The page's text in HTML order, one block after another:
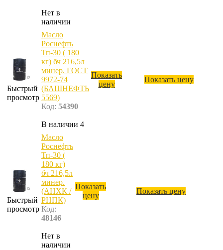
Нет в
наличии
Быстрый
просмотр
Масло
Роснефть
Тп-30 ( 180
кг) бч 216,5л
минер. ГОСТ
9972-74
(БАШНЕФТЬ
5569)
Код: 54390
В наличии 4
Показать
цену
Показать цену
Быстрый
просмотр
Масло
Роснефть
Тп-30 (
180 кг)
бч 216,5л
минер.
(АНХК /
РНПК)
Код:
48146
Нет в
наличии
Показать
цену
Показать цену